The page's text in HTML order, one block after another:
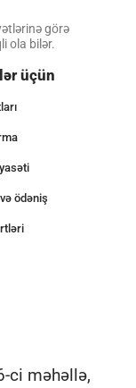
görə
ola bilər.
üçün
ödəniş
ci məhəllə,